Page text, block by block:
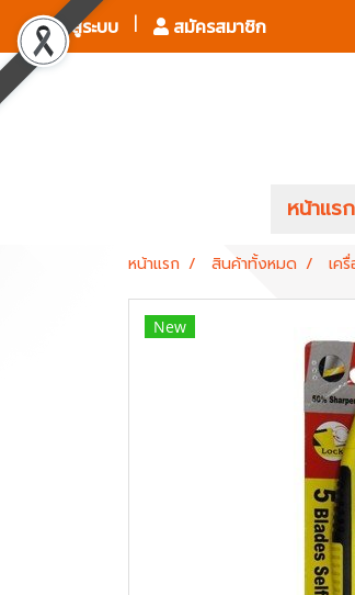
เข้าสู่ระบบ สมัครสมาชิก
หน้าแรก
หน้าแรก สินค้าทั้งหมด เค
New